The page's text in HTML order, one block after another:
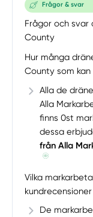
Frågor & svar
Frågor och
County
Hur många
County som
Alla de
Alla
finns 0st
dessa
från Alla
Vilka
De